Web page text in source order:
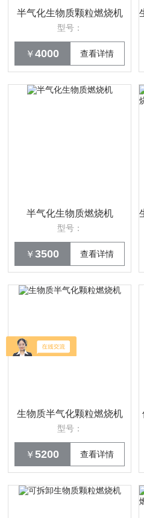
半气化生物质颗粒燃烧机
型号：
￥4000 查看详情
半气化生物质燃烧机
型号：
￥3500 查看详情
生物质半气化颗粒燃烧机
型号：
￥5200 查看详情